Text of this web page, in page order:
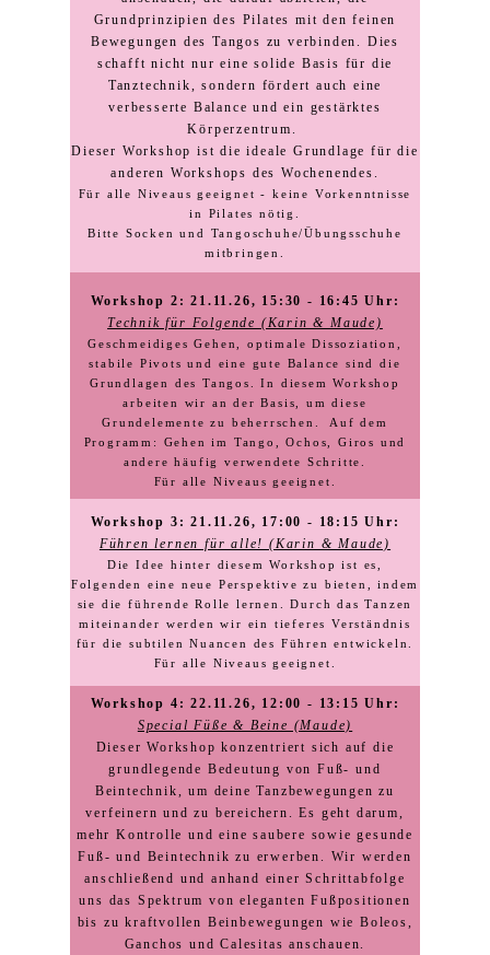
Grundprinzipien des Pilates mit den feinen
Bewegungen des Tangos zu verbinden. Dies
schafft nicht nur eine solide Basis für die
Tanztechnik, sondern fördert auch eine
verbesserte Balance und ein gestärktes
Körperzentrum.
Dieser Workshop ist die ideale Grundlage für die
anderen Workshops des Wochenendes.
Für alle Niveaus geeignet - keine Vorkenntnisse
in Pilates nötig.
Bitte Socken und Tangoschuhe/Übungsschuhe
mitbringen.
Workshop 2: 21.11.26, 15:30 - 16:45 Uhr:
Technik für Folgende (Karin & Maude)
Geschmeidiges Gehen, optimale Dissoziation,
stabile Pivots und eine gute Balance sind die
Grundlagen des Tangos. In diesem Workshop
arbeiten wir an der Basis, um diese
Grundelemente zu beherrschen. Auf dem
Programm: Gehen im Tango, Ochos, Giros und
andere häufig verwendete Schritte.
Für alle Niveaus geeignet.
Workshop 3: 21.11.26, 17:00 - 18:15 Uhr:
Führen lernen für alle! (Karin & Maude)
Die Idee hinter diesem Workshop ist es,
Folgenden eine neue Perspektive zu bieten, indem
sie die führende Rolle lernen. Durch das Tanzen
miteinander werden wir ein tieferes Verständnis
für die subtilen Nuancen des Führen entwickeln.
Für alle Niveaus geeignet.
Workshop 4: 22.11.26, 12:00 - 13:15 Uhr:
Special Füße & Beine (Maude)
Dieser Workshop konzentriert sich auf die
grundlegende Bedeutung von Fuß- und
Beintechnik, um deine Tanzbewegungen zu
verfeinern und zu bereichern. Es geht darum,
mehr Kontrolle und eine saubere sowie gesunde
Fuß- und Beintechnik zu erwerben. Wir werden
anschließend und anhand einer Schrittabfolge
uns das Spektrum von eleganten Fußpositionen
bis zu kraftvollen Beinbewegungen wie Boleos,
Ganchos und Calesitas anschauen.